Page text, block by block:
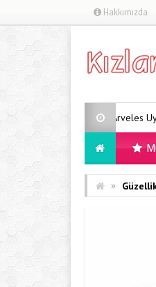
Hakkımızda
Arveles Uyku Yapar Mı?
»